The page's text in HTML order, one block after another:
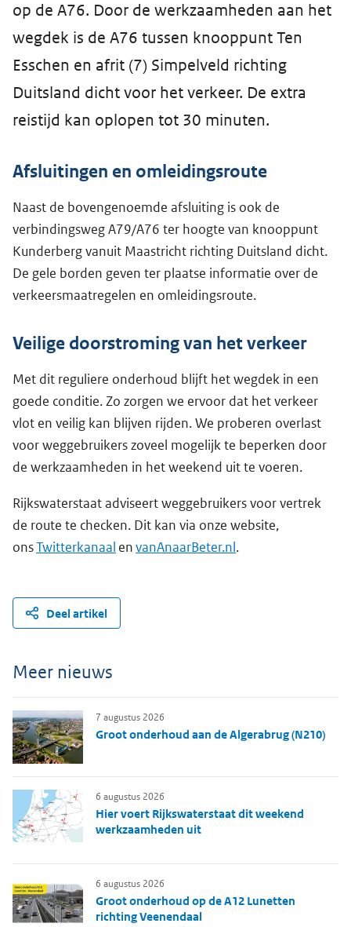
op de A76. Door de werkzaamheden aan het
wegdek is de A76 tussen knooppunt Ten
Esschen en afrit (7) Simpelveld richting
Duitsland dicht voor het verkeer. De extra
reistijd kan oplopen tot 30 minuten.
Afsluitingen en omleidingsroute
Naast de bovengenoemde afsluiting is ook de
verbindingsweg A79/A76 ter hoogte van knooppunt
Kunderberg vanuit Maastricht richting Duitsland dicht.
De gele borden geven ter plaatse informatie over de
verkeersmaatregelen en omleidingsroute.
Veilige doorstroming van het verkeer
Met dit reguliere onderhoud blijft het wegdek in een
goede conditie. Zo zorgen we ervoor dat het verkeer
vlot en veilig kan blijven rijden. We proberen overlast
voor weggebruikers zoveel mogelijk te beperken door
de werkzaamheden in het weekend uit te voeren.
Rijkswaterstaat adviseert weggebruikers voor vertrek
de route te checken. Dit kan via onze website,
onsTwitterkanaal envanAnaarBeter.nl.
Deel artikel
Meer nieuws
Groot onderhoud aan de Algerabrug (N210)
7 augustus 2026
Hier voert Rijkswaterstaat dit weekend
werkzaamheden uit
6 augustus 2026
Groot onderhoud op de A12 Lunetten
richting Veenendaal
6 augustus 2026